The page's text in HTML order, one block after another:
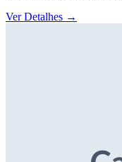
Ver Detalhes →